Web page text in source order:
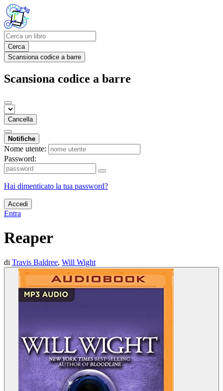
Cerca
Scansiona codice a barre
Scansiona codice a barre
Cancella
Notifiche
Nome utente:
Password:
Hai dimenticato la tua password?
Accedi
Entra
Reaper
di Travis Baldree, Will Wight